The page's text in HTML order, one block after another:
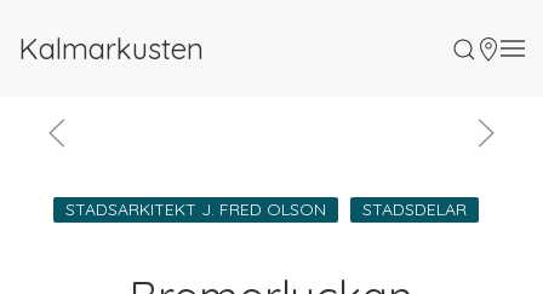
Kalmarkusten
STADSARKITEKT J. FRED OLSON STADSDELAR